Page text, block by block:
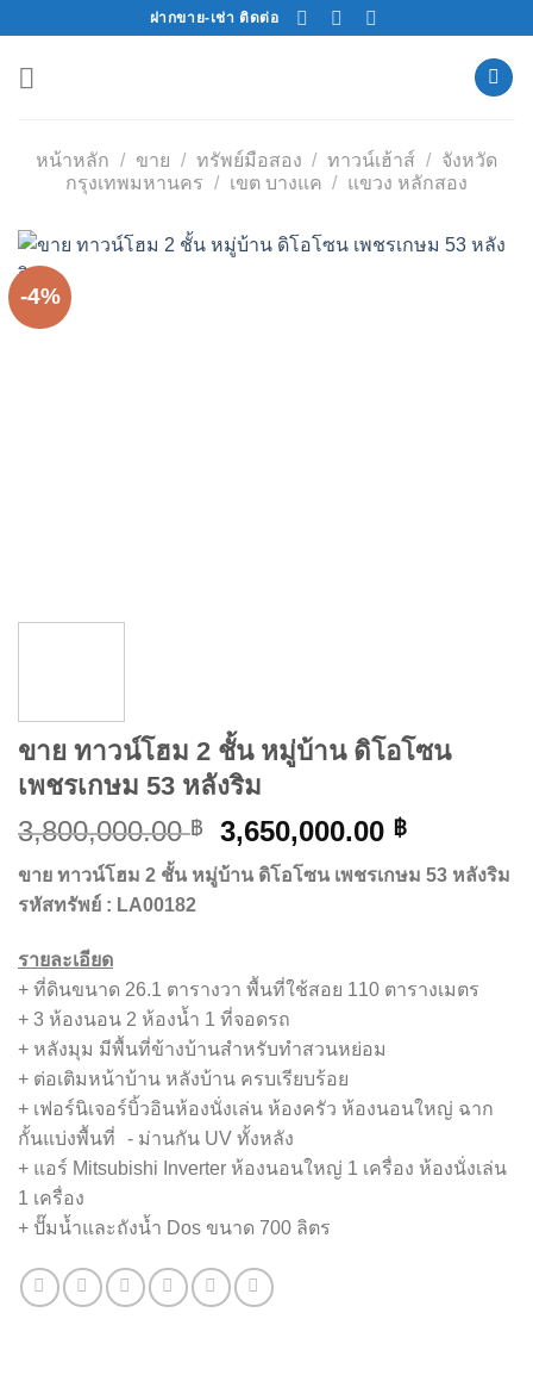
content
ฝากขาย-เช่า ติดต่อ
หน้าหลัก / ขาย / ทรัพย์มือสอง / ทาวน์เฮ้าส์ / จังหวัด
กรุงเทพมหานคร / เขต บางแค / แขวง หลักสอง
-4%
ขาย ทาวน์โฮม 2 ชั้น หมู่บ้าน ดิโอโซน
เพชรเกษม 53 หลังริม
3,800,000.00฿
Original
price
was:
3,650,000.00 ฿Current
price
is:
ขาย ทาวน์โฮม 2 ชั้น หมู่บ้าน ดิโอโซน เพชรเกษม 53 หลังริม
รหัสทรัพย์ : LA00182
รายละเอียด
+ ที่ดินขนาด 26.1 ตารางวา พื้นที่ใช้สอย 110 ตารางเมตร
+ 3 ห้องนอน 2 ห้องน้ำ 1 ที่จอดรถ
+ หลังมุม มีพื้นที่ข้างบ้านสำหรับทำสวนหย่อม
+ ต่อเติมหน้าบ้าน หลังบ้าน ครบเรียบร้อย
+ เฟอร์นิเจอร์บิ้วอินห้องนั่งเล่น ห้องครัว ห้องนอนใหญ่ ฉาก
กั้นแบ่งพื้นที่ - ม่านกัน UV ทั้งหลัง
+ แอร์ Mitsubishi Inverter ห้องนอนใหญ่ 1 เครื่อง ห้องนั่งเล่น
1 เครื่อง
+ ปั๊มน้ำและถังน้ำ Dos ขนาด 700 ลิตร